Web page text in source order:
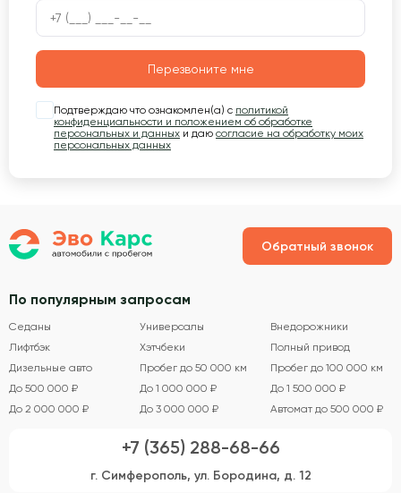
Перезвоните мне
Подтверждаю что ознакомлен(а) с политикой
конфиденциальности и положением об обработке
персональных и данных и даю согласие на обработку моих
персональных данных
Обратный звонок
По популярным запросам
Седаны Универсалы
Внедорожники
Лифтбэк
Хэтчбеки
Полный привод
Дизельные авто
Пробег до 50 000 км
Пробег до 100 000 км
До 500 000 ₽
До 1 000 000 ₽
До 1 500 000 ₽
До 2 000 000 ₽
До 3 000 000 ₽ Автомат до 500 000 ₽
+7 (365) 288-68-66
г. Симферополь, ул. Бородина, д. 12